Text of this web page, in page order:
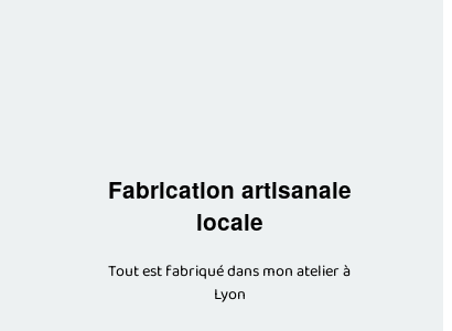
Fabrication artisanale
locale
Tout est fabriqué dans mon atelier à
Lyon